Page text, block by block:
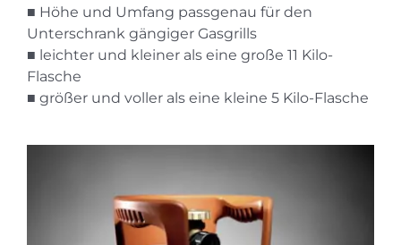
■ Höhe und Umfang passgenau für den
Unterschrank gängiger Gasgrills
■ leichter und kleiner als eine große 11 Kilo-
Flasche
■ größer und voller als eine kleine 5 Kilo-Flasche